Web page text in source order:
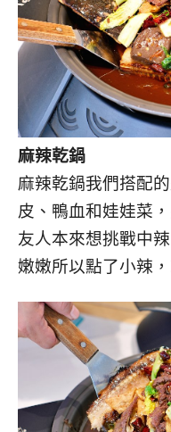
麻辣乾鍋
麻辣乾鍋我們搭配
皮、鴨血和娃娃菜
友人本來想挑戰中
嫩嫩所以點了小辣